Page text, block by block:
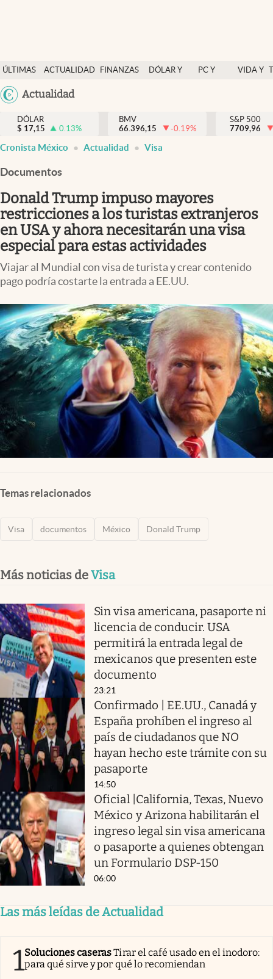
ÚLTIMAS
NOTICIAS
ACTUALIDAD
FINANZAS
DÓLAR Y
PC Y
VIDA Y
México
Actualidad
Actualidad
Finanzas y economía
Dólar y mercados
Pc y celular
Vida y estilo
Clima
Espiritualidad
Mediakit
abre en nueva pestaña
México
DÓLAR
$ 17,15 0.13%
BMV
66.396,15
-0.19%
S&P 500
7709,96
Cronista México Actualidad Visa
Documentos
Donald Trump impuso mayores
restricciones a los turistas extranjeros
en USA y ahora necesitarán una visa
especial para estas actividades
Viajar al Mundial con visa de turista y crear contenido
pago podría costarte la entrada a EE.UU.
Temas relacionados
Visa documentos México Donald Trump
Más noticias deVisa
Sin visa americana, pasaporte ni
licencia de conducir. USA
permitirá la entrada legal de
mexicanos que presenten este
documento
23:21
Confirmado | EE.UU., Canadá y
España prohíben el ingreso al
país de ciudadanos que NO
hayan hecho este trámite con su
pasaporte
14:50
Oficial |California, Texas, Nuevo
México y Arizona habilitarán el
ingreso legal sin visa americana
o pasaporte a quienes obtengan
un Formulario DSP-150
06:00
Las más leídas de Actualidad
1Soluciones caserasTirar el café usado en el inodoro:
para qué sirve y por qué lo recomiendan